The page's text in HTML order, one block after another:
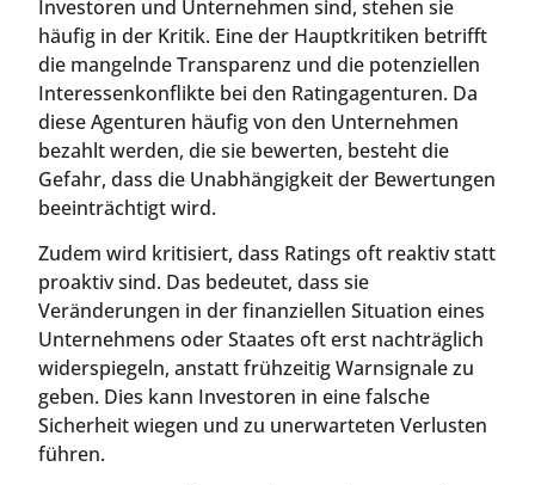
Investoren und Unternehmen sind, stehen sie
häufig in der Kritik. Eine der Hauptkritiken betrifft
die mangelnde Transparenz und die potenziellen
Interessenkonflikte bei den Ratingagenturen. Da
diese Agenturen häufig von den Unternehmen
bezahlt werden, die sie bewerten, besteht die
Gefahr, dass die Unabhängigkeit der Bewertungen
beeinträchtigt wird.
Zudem wird kritisiert, dass Ratings oft reaktiv statt
proaktiv sind. Das bedeutet, dass sie
Veränderungen in der finanziellen Situation eines
Unternehmens oder Staates oft erst nachträglich
widerspiegeln, anstatt frühzeitig Warnsignale zu
geben. Dies kann Investoren in eine falsche
Sicherheit wiegen und zu unerwarteten Verlusten
führen.